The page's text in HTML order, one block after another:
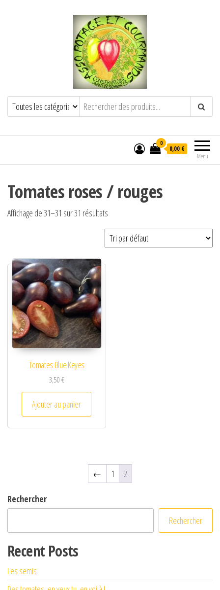
POTAGE ET GOURMANDSSemence paysanne naturelle
——————————————-
Menu
0
0,00 €
Tomates roses / rouges
Affichage de 31–31 sur 31 résultats
Tomates Blue Keyes
3,50€
Ajouter au panier
← 1 2
Rechercher
Rechercher
Recent Posts
Les semis